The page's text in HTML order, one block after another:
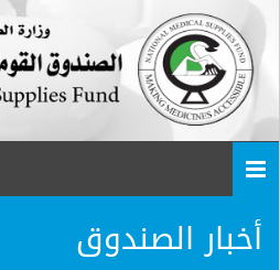
أخبار الصندوق